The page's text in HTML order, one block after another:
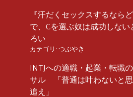
『汗だくセックスするなら
で、Cを選ぶ奴は成功しな
ろい
カテゴリ: つぶやき
INTJへの適職・起業・転職
サル 「普通は叶わないと
追え」